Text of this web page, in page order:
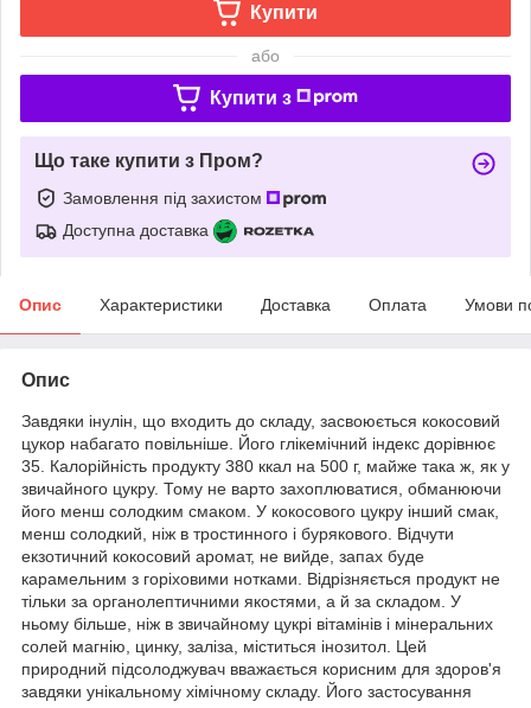
Купити
або
Купити з
Що таке купити з Пром?
Замовлення під захистом
Доступна доставка
Опис Характеристики Доставка Оплата Умови
Опис
Завдяки інулін, що входить до складу, засвоюється кокосовий
цукор набагато повільніше. Його глікемічний індекс дорівнює
35. Калорійність продукту 380 ккал на 500 г, майже така ж, як у
звичайного цукру. Тому не варто захоплюватися, обманюючи
його менш солодким смаком. У кокосового цукру інший смак,
менш солодкий, ніж в тростинного і бурякового. Відчути
екзотичний кокосовий аромат, не вийде, запах буде
карамельним з горіховими нотками. Відрізняється продукт не
тільки за органолептичними якостями, а й за складом. У
ньому більше, ніж в звичайному цукрі вітамінів і мінеральних
солей магнію, цинку, заліза, міститься інозитол. Цей
природний підсолоджувач вважається корисним для здоров'я
завдяки унікальному хімічному складу. Його застосування